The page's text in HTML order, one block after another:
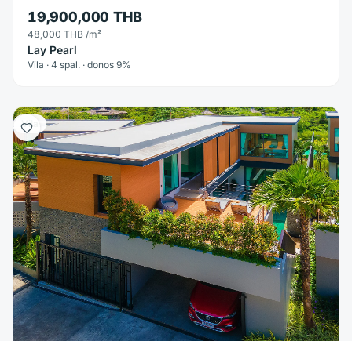
19,900,000 THB
48,000 THB /m²
Lay Pearl
Vila · 4 spal. · donos 9%
Vila